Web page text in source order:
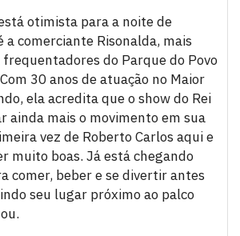
otimista para a noite de
a comerciante Risonalda, mais
do Parque do Povo
30 anos de atuação no Maior
ela acredita que o show do Rei
ainda mais o movimento em sua
vez de Roberto Carlos aqui e
muito boas. Já está chegando
comer, beber e se divertir antes
seu lugar próximo ao palco